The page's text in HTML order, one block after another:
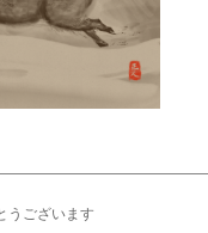
うございます